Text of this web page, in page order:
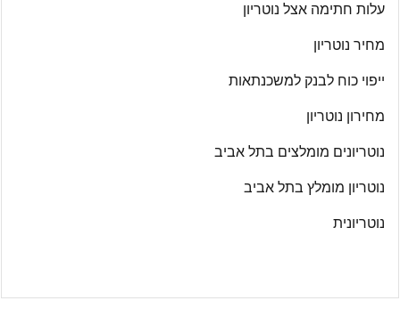
עלות חתימה אצל נוטריון
מחיר נוטריון
ייפוי כוח לבנק למשכנתאות
מחירון נוטריון
נוטריונים מומלצים בתל אביב
נוטריון מומלץ בתל אביב
נוטריונית